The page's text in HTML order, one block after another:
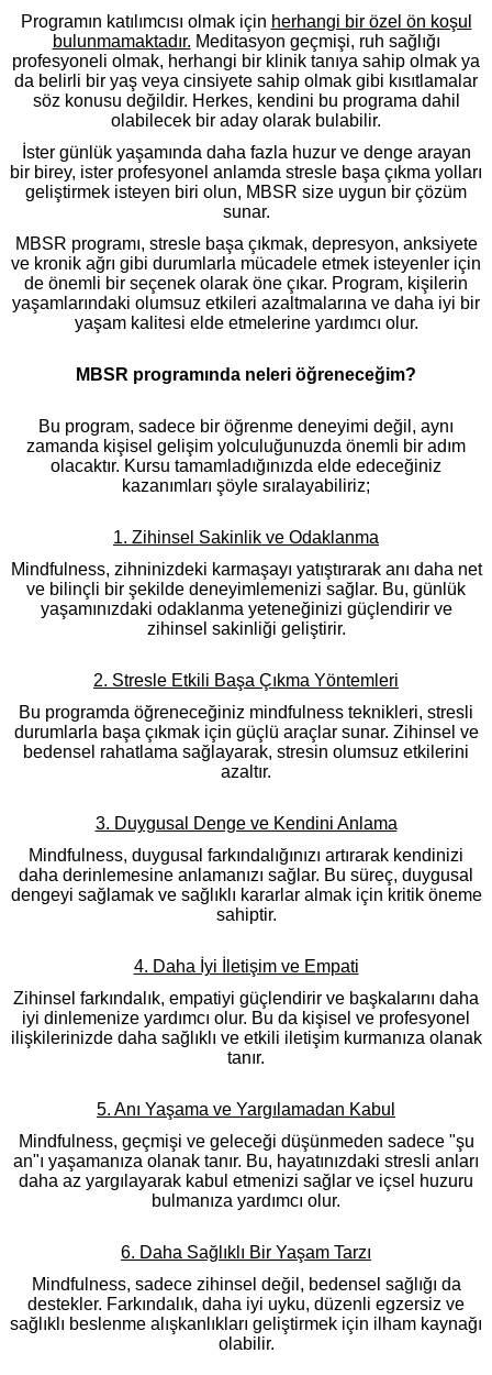
Programın katılımcısı olmak için herhangi bir özel ön koşul
bulunmamaktadır. Meditasyon geçmişi, ruh sağlığı
profesyoneli olmak, herhangi bir klinik tanıya sahip olmak ya
da belirli bir yaş veya cinsiyete sahip olmak gibi kısıtlamalar
söz konusu değildir. Herkes, kendini bu programa dahil
olabilecek bir aday olarak bulabilir.
İster günlük yaşamında daha fazla huzur ve denge arayan
bir birey, ister profesyonel anlamda stresle başa çıkma yolları
geliştirmek isteyen biri olun, MBSR size uygun bir çözüm
sunar.
MBSR programı, stresle başa çıkmak, depresyon, anksiyete
ve kronik ağrı gibi durumlarla mücadele etmek isteyenler için
de önemli bir seçenek olarak öne çıkar. Program, kişilerin
yaşamlarındaki olumsuz etkileri azaltmalarına ve daha iyi bir
yaşam kalitesi elde etmelerine yardımcı olur.
MBSR programında neleri öğreneceğim?
Bu program, sadece bir öğrenme deneyimi değil, aynı
zamanda kişisel gelişim yolculuğunuzda önemli bir adım
olacaktır. Kursu tamamladığınızda elde edeceğiniz
kazanımları şöyle sıralayabiliriz;
1. Zihinsel Sakinlik ve Odaklanma
Mindfulness, zihninizdeki karmaşayı yatıştırarak anı daha net
ve bilinçli bir şekilde deneyimlemenizi sağlar. Bu, günlük
yaşamınızdaki odaklanma yeteneğinizi güçlendirir ve
zihinsel sakinliği geliştirir.
2. Stresle Etkili Başa Çıkma Yöntemleri
Bu programda öğreneceğiniz mindfulness teknikleri, stresli
durumlarla başa çıkmak için güçlü araçlar sunar. Zihinsel ve
bedensel rahatlama sağlayarak, stresin olumsuz etkilerini
azaltır.
3. Duygusal Denge ve Kendini Anlama
Mindfulness, duygusal farkındalığınızı artırarak kendinizi
daha derinlemesine anlamanızı sağlar. Bu süreç, duygusal
dengeyi sağlamak ve sağlıklı kararlar almak için kritik öneme
sahiptir.
4. Daha İyi İletişim ve Empati
Zihinsel farkındalık, empatiyi güçlendirir ve başkalarını daha
iyi dinlemenize yardımcı olur. Bu da kişisel ve profesyonel
ilişkilerinizde daha sağlıklı ve etkili iletişim kurmanıza olanak
tanır.
5. Anı Yaşama ve Yargılamadan Kabul
Mindfulness, geçmişi ve geleceği düşünmeden sadece "şu
an"ı yaşamanıza olanak tanır. Bu, hayatınızdaki stresli anları
daha az yargılayarak kabul etmenizi sağlar ve içsel huzuru
bulmanıza yardımcı olur.
6. Daha Sağlıklı Bir Yaşam Tarzı
Mindfulness, sadece zihinsel değil, bedensel sağlığı da
destekler. Farkındalık, daha iyi uyku, düzenli egzersiz ve
sağlıklı beslenme alışkanlıkları geliştirmek için ilham kaynağı
olabilir.